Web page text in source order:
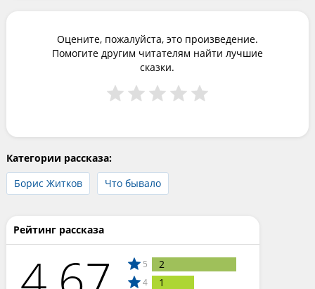
Оцените, пожалуйста, это произведение.
Помогите другим читателям найти лучшие
сказки.
Категории рассказа:
Борис Житков
Что бывало
Рейтинг рассказа
5 2
4 1